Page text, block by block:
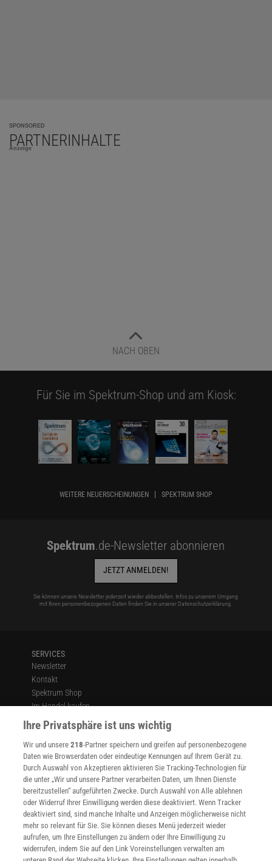
SPONSORED
PARTNERINHALTE
Anzeige
NACH OBEN
Für Sie im Spektrum-Shop und am Kiosk:
WEITERE NEUERSCHEINUNGEN SPEKTRUM SHOP
Spektrum.de-Newsletter abonnieren
JETZT ANMELDEN!
Sie können unsere Newsletter jederzeit wieder abbestellen. Infos zu unserem Umgang
mit Ihren personenbezogenen Daten finden Sie in unserer Datenschutzerklärung
SERVICES
Newsletter
Kontakt
Spektrum Shop
Im Handel kaufen
Presse
Verträge kündigen
Widerruf
INFO
Mediadaten
Datenschutz
Nutzungsbedingungen
Cookie-Einstellungen
Utiq verwalten
Nutzungsbasierte Onlinewerbung
Ihre Privatsphäre ist uns wichtig
Wir und unsere218-Partner speichern und greifen auf personenbezogene
Daten wie Browserdaten oder eindeutige Kennungen auf Ihrem Gerät zu.
Durch Auswahl von Akzeptieren aktivieren Sie Tracking-Technologien für
die unter „Wir und unsere Partner verarbeiten Daten, um Ihnen Dienste
bereitzustellen“ aufgeführten Zwecke. Durch Auswahl von Alle ablehnen
oder Widerruf Ihrer Einwilligung werden diese deaktiviert. Wenn Tracker
deaktiviert sind, sind manche Inhalte und Anzeigen möglicherweise nicht
mehr so relevant für Sie. Sie können dieses Menü jederzeit wieder
aufrufen, um Ihre Einstellungen zu ändern oder Ihre Einwilligung zu
widerrufen, indem Sie auf den Link Voreinstellungen verwalten am